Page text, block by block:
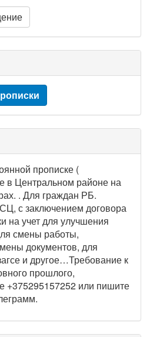
прописке (
в Центральном районе на
. Для граждан РБ.
с заключением договора
на учет для улучшения
смены работы,
документов, для
и другое…Требование к
прошлого,
+375295157252 или пишите